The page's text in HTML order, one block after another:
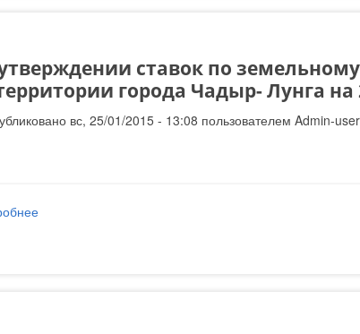
ставок по
города Чадыр- Лунга на
вс, 25/01/2015 - 13:08 пользователемAdmin-user